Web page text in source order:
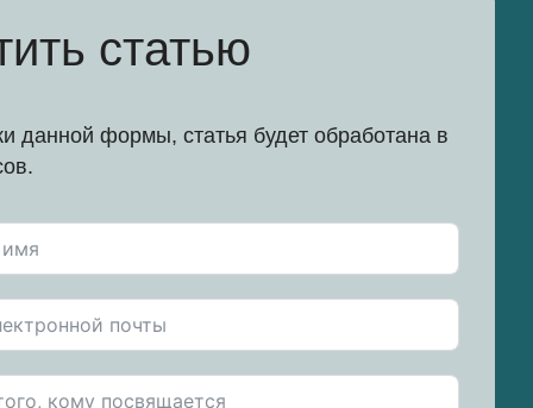
статью
данной формы, статья будет обработана в